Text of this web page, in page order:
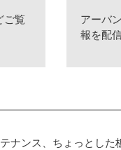
ご覧
アーバ
報を配
ナンス、ちょっとした